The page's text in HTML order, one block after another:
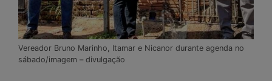
Vereador Bruno Marinho, Itamar e Nicanor durante agenda no
sábado/imagem – divulgação